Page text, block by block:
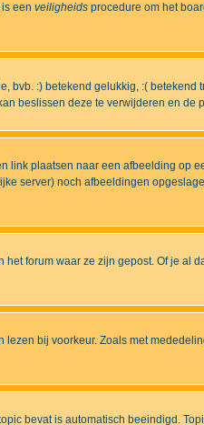
een veiligheids procedure om het
:) betekend gelukkig, :( betekend
beslissen deze te verwijderen en de
plaatsen naar een afbeelding op
server) noch afbeeldingen
forum waar ze zijn gepost. Of je al
bij voorkeur. Zoals met
bevat is automatisch beeindigd.